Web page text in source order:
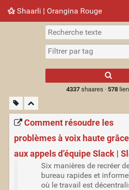
Shaarli ¦ Orangina Rouge
Nuage de tags Mur d'images
4337shaares · 578
Comment résoudre les
problèmes à voix haute grâce
aux appels d’équipe Slack |
Six manières de recréer
bureau rapides et
où le travail est